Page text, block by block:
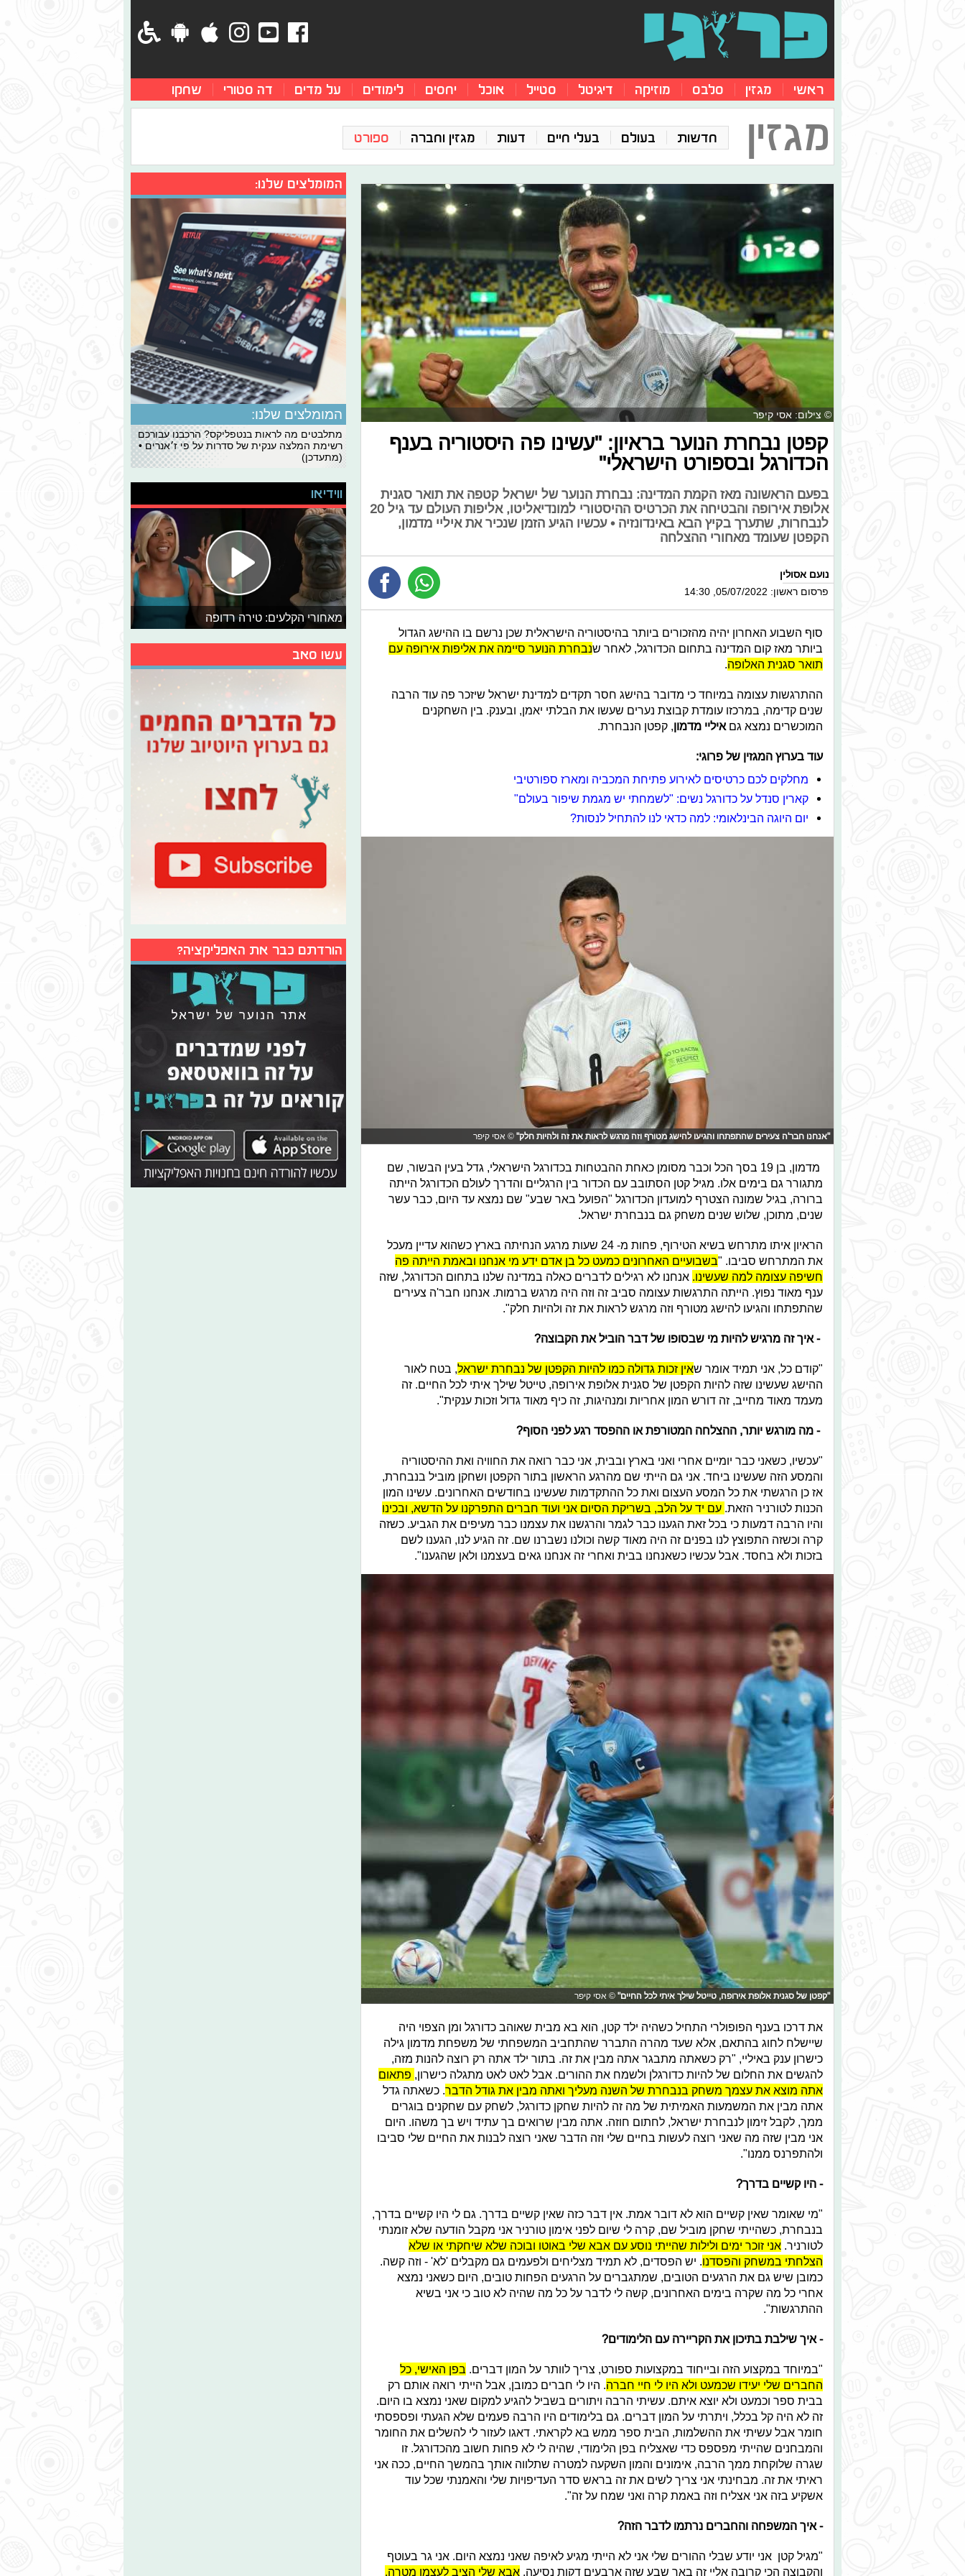
ראשי מגזין סלבס מוזיקה דיגיטל סטייל אוכל יחסים לימודים על מדים דה סטורי שחקו
מגזין חדשות בעולם בעלי חיים דעות מגזין וחברה ספורט
© צילום: אסי קיפר
קפטן נבחרת הנוער בראיון: "עשינו פה היסטוריה בענף
הכדורגל ובספורט הישראלי"
בפעם הראשונה מאז הקמת המדינה: נבחרת הנוער של ישראל קטפה את תואר סגנית
אלופת אירופה והבטיחה את הכרטיס ההיסטורי למונדיאליטו, אליפות העולם עד גיל 20
לנבחרות, שתערך בקיץ הבא באינדונזיה • עכשיו הגיע הזמן שנכיר את איליי מדמון,
הקפטן שעומד מאחורי ההצלחה
נועם אסולין
פרסום ראשון: 05/07/2022, 14:30
סוף השבוע האחרון יהיה מהזכורים ביותר בהיסטוריה הישראלית שכן נרשם בו ההישג הגדול
ביותר מאז קום המדינה בתחום הכדורגל, לאחר שנבחרת הנוער סיימה את אליפות אירופה עם
תואר סגנית האלופה.
ההתרגשות עצומה במיוחד כי מדובר בהישג חסר תקדים למדינת ישראל שיזכר פה עוד הרבה
שנים קדימה, במרכזו עומדת קבוצת נערים שעשו את הבלתי יאמן, ובענק. בין השחקנים
המוכשרים נמצא גם איליי מדמון, קפטן הנבחרת.
עוד בערוץ המגזין של פרוגי:
מחלקים לכם כרטיסים לאירוע פתיחת המכביה ומארז ספורטיבי
קארין סנדל על כדורגל נשים: "לשמחתי יש מגמת שיפור בעולם"
יום היוגה הבינלאומי: למה כדאי לנו להתחיל לנסות?
"אנחנו חבר'ה צעירים שהתפתחו והגיעו להישג מטורף וזה מרגש לראות את זה ולהיות חלק" © אסי קיפר
מדמון, בן 19 בסך הכל וכבר מסומן כאחת ההבטחות בכדורגל הישראלי, גדל בעין הבשור, שם
מתגורר גם בימים אלו. מגיל קטן הסתובב עם הכדור בין הרגליים והדרך לעולם הכדורגל הייתה
ברורה, בגיל שמונה הצטרף למועדון הכדורגל "הפועל באר שבע" שם נמצא עד היום, כבר עשר
שנים, מתוכן, שלוש שנים משחק גם בנבחרת ישראל.
הראיון איתו מתרחש בשיא הטירוף, פחות מ- 24 שעות מרגע הנחיתה בארץ כשהוא עדיין מעכל
את המתרחש סביבו. "בשבועיים האחרונים כמעט כל בן אדם ידע מי אנחנו ובאמת הייתה פה
חשיפה עצומה למה שעשינו. אנחנו לא רגילים לדברים כאלה במדינה שלנו בתחום הכדורגל, שזה
ענף מאוד נפוץ. הייתה התרגשות עצומה סביב זה וזה היה מרגש ברמות. אנחנו חבר'ה צעירים
שהתפתחו והגיעו להישג מטורף וזה מרגש לראות את זה ולהיות חלק".
- איך זה מרגיש להיות מי שבסופו של דבר הוביל את הקבוצה?
"קודם כל, אני תמיד אומר שאין זכות גדולה כמו להיות הקפטן של נבחרת ישראל, בטח לאור
ההישג שעשינו שזה להיות הקפטן של סגנית אלופת אירופה, טייטל שילך איתי לכל החיים. זה
מעמד מאוד מחייב, זה דורש המון אחריות ומנהיגות, זה כיף מאוד גדול וזכות ענקית".
- מה מורגש יותר, ההצלחה המטורפת או ההפסד רגע לפני הסוף?
"עכשיו, כשאני כבר יומיים אחרי ואני בארץ ובבית, אני כבר רואה את החוויה ואת ההיסטוריה
והמסע הזה שעשינו ביחד. אני גם הייתי שם מהרגע הראשון בתור הקפטן ושחקן מוביל בנבחרת,
אז כן הרגשתי את כל המסע העצום ואת כל ההתקדמות שעשינו בחודשים האחרונים. עשינו המון
הכנות לטורניר הזאת. עם יד על הלב, בשריקת הסיום אני ועוד חברים התפרקנו על הדשא, ובכינו
והיו הרבה דמעות כי בכל זאת הגענו כבר לגמר והרגשנו את עצמנו כבר מעיפים את הגביע. כשזה
קרה וכשזה התפוצץ לנו בפנים זה היה מאוד קשה וכולנו נשברנו שם. זה הגיע לנו, הגענו לשם
בזכות ולא בחסד. אבל עכשיו כשאנחנו בבית ואחרי זה אנחנו גאים בעצמנו ולאן שהגענו".
"קפטן של סגנית אלופת אירופה, טייטל שילך איתי לכל החיים" © אסי קיפר
את דרכו בענף הפופולרי התחיל כשהיה ילד קטן, הוא בא מבית שאוהב כדורגל ומן הצפוי היה
שיישלח לחוג בהתאם, אלא שעד מהרה התברר שהתחביב המשפחתי של משפחת מדמון גילה
כישרון ענק באיליי, "רק כשאתה מתבגר אתה מבין את זה. בתור ילד אתה רק רוצה להנות מזה,
להגשים את החלום של להיות כדורגלן ולשמח את ההורים. אבל לאט לאט מתגלה כישרון, פתאום
אתה מוצא את עצמך משחק בנבחרת של השנה מעליך ואתה מבין את גודל הדבר. כשאתה גדל
אתה מבין את המשמעות האמיתית של מה זה להיות שחקן כדורגל, לשחק עם שחקנים בוגרים
ממך, לקבל זימון לנבחרת ישראל, לחתום חוזה. אתה מבין שרואים בך עתיד ויש בך משהו. היום
אני מבין שזה מה שאני רוצה לעשות בחיים שלי וזה הדבר שאני רוצה לבנות את החיים שלי סביבו
ולהתפרנס ממנו".
- היו קשיים בדרך?
"מי שאומר שאין קשיים הוא לא דובר אמת. אין דבר כזה שאין קשיים בדרך. גם לי היו קשיים בדרך,
בנבחרת, כשהייתי שחקן מוביל שם, קרה לי שיום לפני אימון טורניר אני מקבל הודעה שלא זומנתי
לטורניר. אני זוכר ימים ולילות שהייתי נוסע עם אבא שלי באוטו ובוכה שלא שיחקתי או שלא
הצלחתי במשחק והפסדנו. יש הפסדים, לא תמיד מצליחים ולפעמים גם מקבלים 'לא' - וזה קשה.
כמובן שיש גם את הרגעים הטובים, שמתגברים על הרגעים הפחות טובים, היום כשאני נמצא
אחרי כל מה שקרה בימים האחרונים, קשה לי לדבר על כל מה שהיה לא טוב כי אני בשיא
ההתרגשות".
- איך שילבת בתיכון את הקריירה עם הלימודים?
"במיוחד במקצוע הזה ובייחוד במקצועות ספורט, צריך לוותר על המון דברים. בפן האישי, כל
החברים שלי יעידו שכמעט ולא היו לי חיי חברה. היו לי חברים כמובן, אבל הייתי רואה אותם רק
בבית ספר וכמעט ולא יוצא איתם. עשיתי הרבה ויתורים בשביל להגיע למקום שאני נמצא בו היום.
זה לא היה קל בכלל, ויתרתי על המון דברים. גם בלימודים היו הרבה פעמים שלא הגעתי ופספסתי
חומר אבל עשיתי את ההשלמות, הבית ספר ממש בא לקראתי. דאגו לעזור לי להשלים את החומר
והמבחנים שהייתי מפספס כדי שאצליח בפן הלימודי, שהיה לי לא פחות חשוב מהכדורגל. זו
שגרה שלוקחת ממך הרבה, אימונים והמון השקעה למטרה שתלווה אותך בהמשך החיים, ככה אני
ראיתי את זה. מבחינתי אני צריך לשים את זה בראש סדר העדיפויות שלי והאמנתי שכל עוד
אשקיע בזה אני אצליח וזה באמת קרה ואני שמח על זה".
- איך המשפחה והחברים נרתמו לדבר הזה?
"מגיל קטן אני יודע שבלי ההורים שלי אני לא הייתי מגיע לאיפה שאני נמצא היום. אני גר בעוטף
והקבוצה הכי קרובה אליי זה באר שבע שזה ארבעים דקות נסיעה. אבא שלי הציב לעצמו מטרה,
המומלצים שלנו:
המומלצים שלנו:
מתלבטים מה לראות בנטפליקס? הרכבנו עבורכם
רשימת המלצה ענקית של סדרות על פי ז׳אנרים •
(מתעדכן)
ווידיאו
מאחורי הקלעים: טירה רדופה
עשו סאב
הורדתם כבר את האפליקציה?